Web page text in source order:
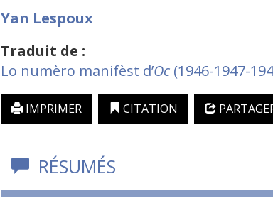
Yan Lespoux
Traduit de :
Lo numèro manifèst d’Oc(1946-1947-
IMPRIMER CITATION
RÉSUMÉS